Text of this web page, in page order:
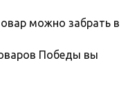
можно забрать в
Победы вы